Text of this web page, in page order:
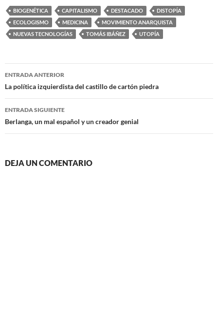
BIOGENÉTICA CAPITALISMO DESTACADO
DISTOPÍA
ECOLOGISMO
MEDICINA
MOVIMIENTO ANARQUISTA
NUEVAS TECNOLOGÍAS
TOMÁS IBÁÑEZ UTOPÍA
Navegación
de
entradas
ENTRADA ANTERIOR
La política izquierdista del castillo de cartón piedra
ENTRADA SIGUIENTE
Berlanga, un mal español y un creador genial
DEJA UN COMENTARIO